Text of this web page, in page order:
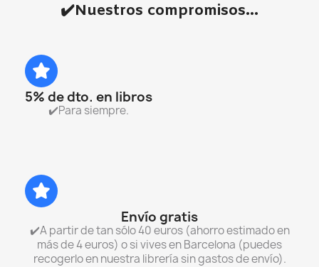
✔️Nuestros compromisos...
5% de dto. en libros
✔️Para siempre.
Envío gratis
✔️A partir de tan sólo 40 euros (ahorro estimado en
más de 4 euros) o si vives en Barcelona (puedes
recogerlo en nuestra librería sin gastos de envío).